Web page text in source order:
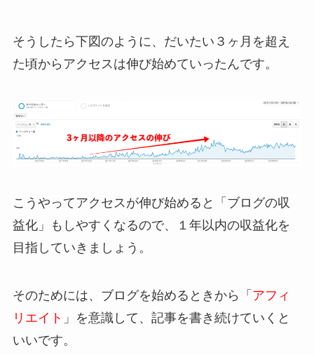
そうしたら下図のように、 だいたい３ヶ月を超え
た頃からアクセスは伸び始めていった んです。
こうやってアクセスが伸び始めると「ブログの収
益化」もしやすくなるので、１年以内の収益化を
目指していきましょう。
そのためには、ブログを始めるときから「 アフィ
リエイト 」を意識して、記事を書き続けていくと
いいです。